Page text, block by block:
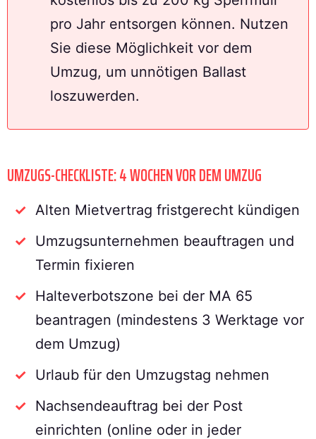
pro Jahr entsorgen können. Nutzen
Sie diese Möglichkeit vor dem
Umzug, um unnötigen Ballast
loszuwerden.
UMZUGS-CHECKLISTE: 4 WOCHEN VOR DEM UMZUG
Alten Mietvertrag fristgerecht kündigen
Umzugsunternehmen beauftragen und
Termin fixieren
Halteverbotszone bei der MA 65
beantragen (mindestens 3 Werktage vor
dem Umzug)
Urlaub für den Umzugstag nehmen
Nachsendeauftrag bei der Post
einrichten (online oder in jeder